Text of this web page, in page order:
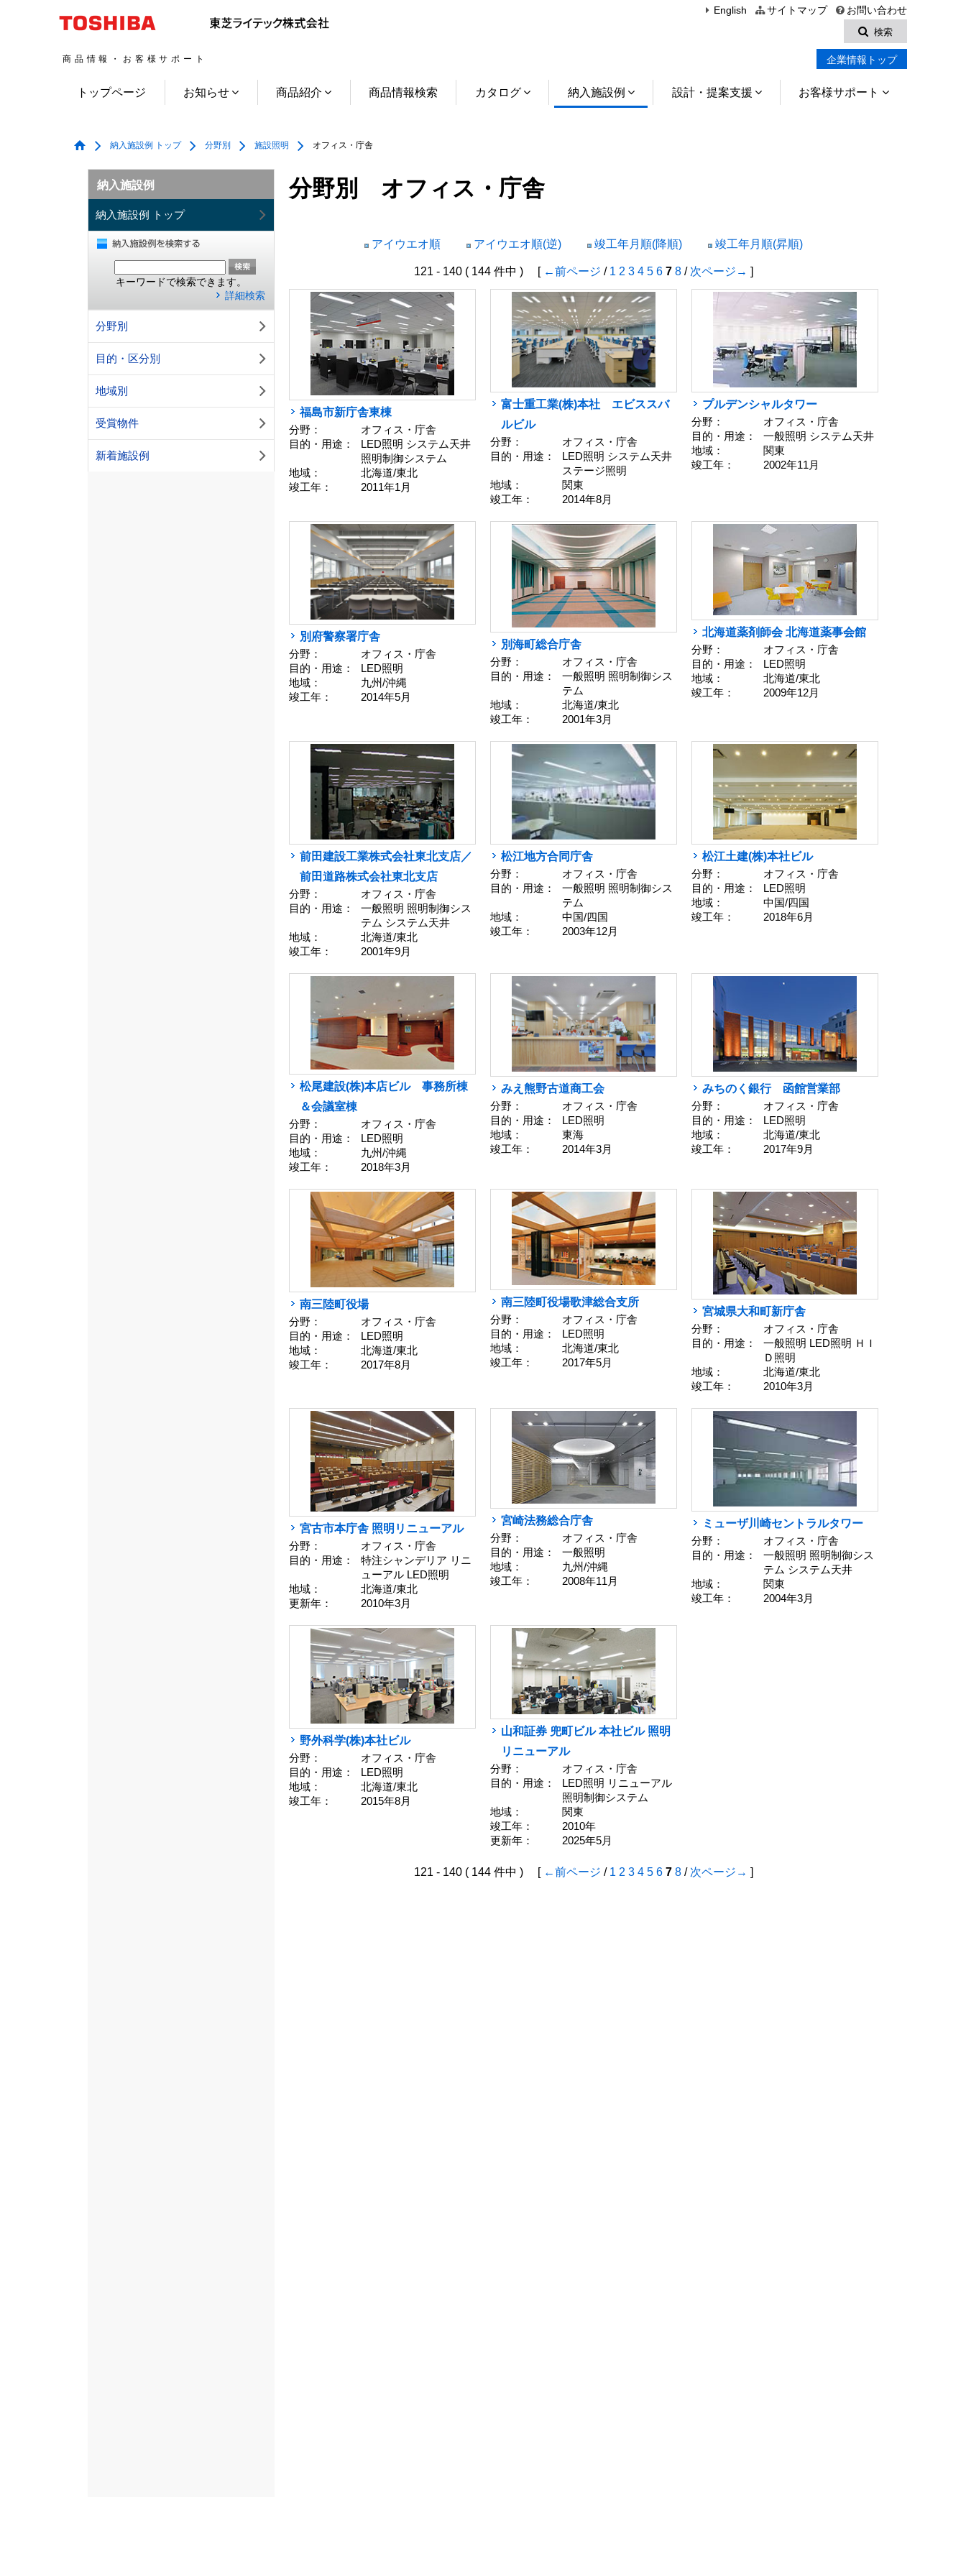
English サイトマップ
お問い合わせ
検索
商品情報・お客様サポート 企業情報トップ
トップページ お知らせ 商品紹介 商品情報検索 カタログ 納入施設例 設計・提案支援 お客様サポート
納入施設例 トップ 分野別 施設照明 オフィス・庁舎
納入施設例
納入施設例 トップ
キーワードで検索できます。
詳細検索
分野別
目的・区分別
地域別
受賞物件
新着施設例
分野別 オフィス・庁舎
アイウエオ順 アイウエオ順(逆) 竣工年月順(降順) 竣工年月順(昇順)
121 - 140 ( 144 件中 ) [ ←前ページ / 1 2 3 4 5 6 7 8 / 次ページ→ ]
福島市新庁舎東棟
分野：
オフィス・庁舎
目的・用途：
LED照明 システム天井
照明制御システム
地域：
北海道/東北
竣工年：
2011年1月
富士重工業(株)本社 エビススバ
ルビル
分野：
オフィス・庁舎
目的・用途：
LED照明 システム天井
ステージ照明
地域：
関東
竣工年：
2014年8月
プルデンシャルタワー
分野：
オフィス・庁舎
目的・用途：
一般照明 システム天井
地域：
関東
竣工年：
2002年11月
別府警察署庁舎
分野：
オフィス・庁舎
目的・用途：
LED照明
地域：
九州/沖縄
竣工年：
2014年5月
別海町総合庁舎
分野：
オフィス・庁舎
目的・用途：
一般照明 照明制御シス
テム
地域：
北海道/東北
竣工年：
2001年3月
北海道薬剤師会 北海道薬事会館
分野：
オフィス・庁舎
目的・用途：
LED照明
地域：
北海道/東北
竣工年：
2009年12月
前田建設工業株式会社東北支店／
前田道路株式会社東北支店
分野：
オフィス・庁舎
目的・用途：
一般照明 照明制御シス
テム システム天井
地域：
北海道/東北
竣工年：
2001年9月
松江地方合同庁舎
分野：
オフィス・庁舎
目的・用途：
一般照明 照明制御シス
テム
地域：
中国/四国
竣工年：
2003年12月
松江土建(株)本社ビル
分野：
オフィス・庁舎
目的・用途：
LED照明
地域：
中国/四国
竣工年：
2018年6月
松尾建設(株)本店ビル 事務所棟
＆会議室棟
分野：
オフィス・庁舎
目的・用途：
LED照明
地域：
九州/沖縄
竣工年：
2018年3月
みえ熊野古道商工会
分野：
オフィス・庁舎
目的・用途：
LED照明
地域：
東海
竣工年：
2014年3月
みちのく銀行 函館営業部
分野：
オフィス・庁舎
目的・用途：
LED照明
地域：
北海道/東北
竣工年：
2017年9月
南三陸町役場
分野：
オフィス・庁舎
目的・用途：
LED照明
地域：
北海道/東北
竣工年：
2017年8月
南三陸町役場歌津総合支所
分野：
オフィス・庁舎
目的・用途：
LED照明
地域：
北海道/東北
竣工年：
2017年5月
宮城県大和町新庁舎
分野：
オフィス・庁舎
目的・用途：
一般照明 LED照明 ＨＩ
Ｄ照明
地域：
北海道/東北
竣工年：
2010年3月
宮古市本庁舎 照明リニューアル
分野：
オフィス・庁舎
目的・用途：
特注シャンデリア リニ
ューアル LED照明
地域：
北海道/東北
更新年：
2010年3月
宮崎法務総合庁舎
分野：
オフィス・庁舎
目的・用途：
一般照明
地域：
九州/沖縄
竣工年：
2008年11月
ミューザ川崎セントラルタワー
分野：
オフィス・庁舎
目的・用途：
一般照明 照明制御シス
テム システム天井
地域：
関東
竣工年：
2004年3月
野外科学(株)本社ビル
分野：
オフィス・庁舎
目的・用途：
LED照明
地域：
北海道/東北
竣工年：
2015年8月
山和証券 兜町ビル 本社ビル 照明
リニューアル
分野：
オフィス・庁舎
目的・用途：
LED照明 リニューアル
照明制御システム
地域：
関東
竣工年：
2010年
更新年：
2025年5月
121 - 140 ( 144 件中 ) [ ←前ページ / 1 2 3 4 5 6 7 8 / 次ページ→